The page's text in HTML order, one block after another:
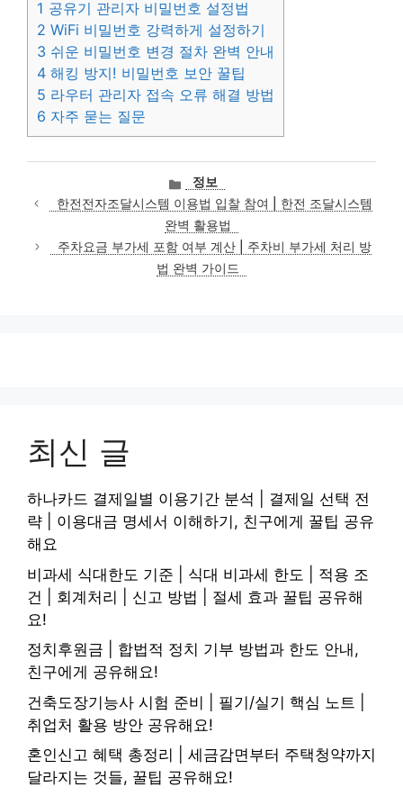
1 공유기 관리자 비밀번호 설정법
2 WiFi 비밀번호 강력하게 설정하기
3 쉬운 비밀번호 변경 절차 완벽 안내
4 해킹 방지! 비밀번호 보안 꿀팁
5 라우터 관리자 접속 오류 해결 방법
6 자주 묻는 질문
카
테
고
리
정보
한전전자조달시스템 이용법 입찰 참여 | 한전 조달시스템
완벽 활용법
주차요금 부가세 포함 여부 계산 | 주차비 부가세 처리 방
법 완벽 가이드
최신 글
하나카드 결제일별 이용기간 분석 | 결제일 선택 전
략 | 이용대금 명세서 이해하기, 친구에게 꿀팁 공유
해요
비과세 식대한도 기준 | 식대 비과세 한도 | 적용 조
건 | 회계처리 | 신고 방법 | 절세 효과 꿀팁 공유해
요!
정치후원금 | 합법적 정치 기부 방법과 한도 안내,
친구에게 공유해요!
건축도장기능사 시험 준비 | 필기/실기 핵심 노트 |
취업처 활용 방안 공유해요!
혼인신고 혜택 총정리 | 세금감면부터 주택청약까지
달라지는 것들, 꿀팁 공유해요!